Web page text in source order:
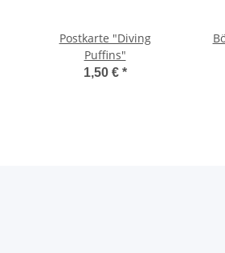
Postkarte "Diving
Puffins"
1,50 € *